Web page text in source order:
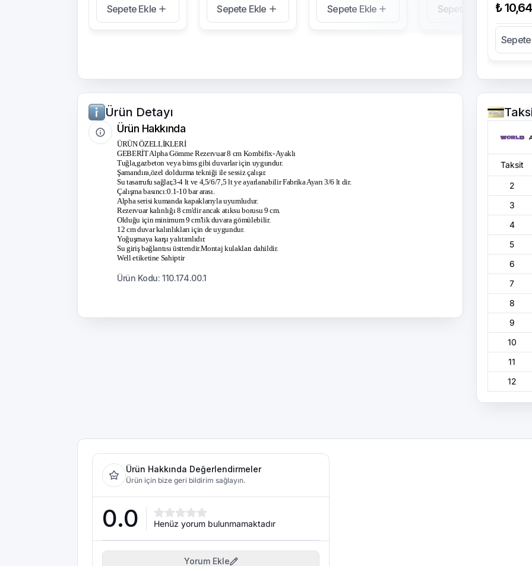
Sepete Ekle Sepete Ekle Sepete Ekle Sepete Ekle ₺
Ürün Detayı
Ürün Hakkında
ÜRÜN ÖZELLİKLERİ
GEBERİT Alpha Gömme Rezervuar 8 cm Kombifix- Ayaklı
Tuğla,gazbeton veya bims gibi duvarlar için uygundur.
Şamandıra,özel doldurma tekniği ile sessiz çalışır.
Su tasarrufu sağlar,3-4 lt ve 4,5/6/7,5 lt ye ayarlanabilir Fabrika Ayarı 3/6 lt dir.
Çalışma basıncı:0.1-10 bar arası.
Alpha serisi kumanda kapaklarıyla uyumludur.
Rezervuar kalınlığı 8 cm'dir ancak atıksu borusu 9 cm.
Olduğu için minimum 9 cm'lik duvara gömülebilir.
12 cm duvar kalınlıkları için de uygundur.
Yoğuşmaya karşı yalıtımlıdır.
Su giriş bağlantısı üsttendir.Montaj kulakları dahildir.
Well etiketine Sahiptir
Ürün Kodu: 110.174.00.1
Taksit
2
3
4
5
6
7
8
9
10
11
12
Ürün Hakkında Değerlendirmeler
Ürün için bize geri bildirim sağlayın.
0.0 Henüz yorum bulunmamaktadır
Yorum Ekle